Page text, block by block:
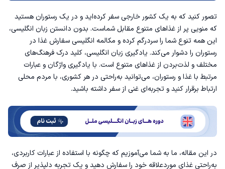
سفارش غذا به انگلیسی
وعده‌های غذایی به زبان انگلیسی
مکالمات انگلیسی در رستوران
رایج‌ترین مکالمات انگلیسی در رستوران
مکالمه در رستوران وقتی از قبل میز رزرو کرده‌ایم
مکالمه در رستوران وقتی از قبل میز رزرو نکرده‌ایم
تصور کنید که به یک کشور خارجی سفر کرده‌اید و در یک رستوران هستید
که منویی پر از غذاهای متنوع مقابل شماست. بدون دانستن زبان انگلیسی،
این همه تنوع شما را سردرگم کرده و مکالمه انگلیسی سفارش غذا در
رستوران را دشوار می‌کند. یادگیری زبان انگلیسی، کلید درک فرهنگ‌های
مختلف و لذت‌بردن از غذاهای متنوع است. با یادگیری واژگان و عبارات
مرتبط با غذا و رستوران، می‌توانید به‌راحتی در هر کشوری، با مردم محلی
ارتباط برقرار کنید و تجربه‌ای غنی از سفر داشته باشید.
در این مقاله، ما به شما می‌آموزیم که چگونه با استفاده از عبارات کاربردی،
به‌راحتی غذای موردعلاقه خود را سفارش دهید و یک تجربه دلپذیر از صرف